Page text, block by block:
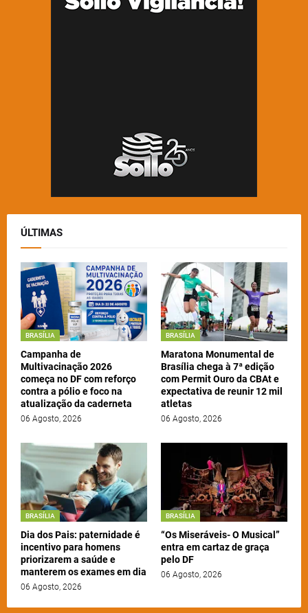
ÚLTIMAS
BRASÍLIA
Campanha de
Multivacinação 2026
começa no DF com reforço
contra a pólio e foco na
atualização da caderneta
06 Agosto, 2026
BRASÍLIA
Maratona Monumental de
Brasília chega à 7ª edição
com Permit Ouro da CBAt e
expectativa de reunir 12 mil
atletas
06 Agosto, 2026
BRASÍLIA
Dia dos Pais: paternidade é
incentivo para homens
priorizarem a saúde e
manterem os exames em dia
06 Agosto, 2026
BRASÍLIA
“Os Miseráveis- O Musical”
entra em cartaz de graça
pelo DF
06 Agosto, 2026